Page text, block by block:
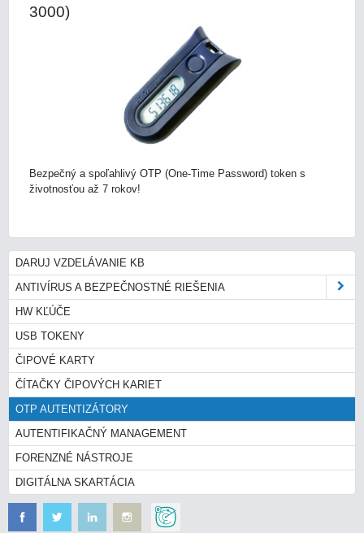
3000)
Bezpečný a spoľahlivý OTP (One-Time Password) token s
životnosťou až 7 rokov!
DARUJ VZDELÁVANIE KB
ANTIVÍRUS A BEZPEČNOSTNÉ RIEŠENIA
HW KĽÚČE
USB TOKENY
ČIPOVÉ KARTY
ČÍTAČKY ČIPOVÝCH KARIET
OTP AUTENTIZÁTORY
AUTENTIFIKAČNÝ MANAGEMENT
FORENZNÉ NÁSTROJE
DIGITÁLNA SKARTÁCIA